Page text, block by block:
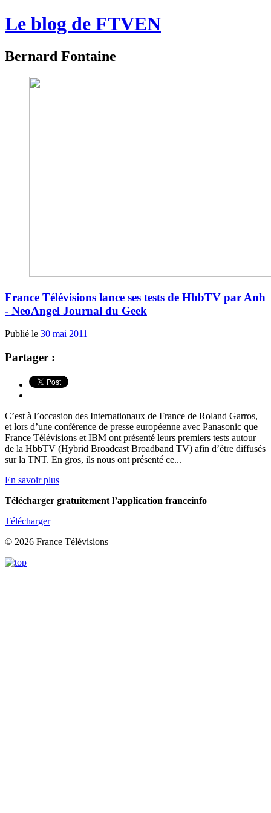
Le blog de FTVEN
Bernard Fontaine
France Télévisions lance ses tests de HbbTV par Anh
- NeoAngel Journal du Geek
Publié le 30 mai 2011
Partager :
C’est à l’occasion des Internationaux de France de Roland Garros,
et lors d’une conférence de presse européenne avec Panasonic que
France Télévisions et IBM ont présenté leurs premiers tests autour
de la HbbTV (Hybrid Broadcast Broadband TV) afin d’être diffusés
sur la TNT. En gros, ils nous ont présenté ce...
En savoir plus
Télécharger gratuitement l’application franceinfo
Télécharger
© 2026 France Télévisions